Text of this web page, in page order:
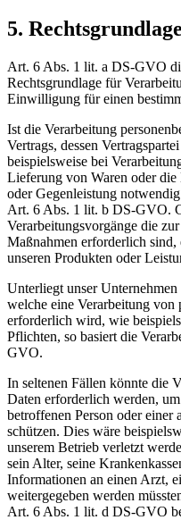
5.
Art. 6 Abs. 1 lit. a DS-GVO
Rechtsgrundlage für
Einwilligung für einen
Ist die Verarbeitung
Vertrags, dessen
beispielsweise bei
Lieferung von Waren oder
oder Gegenleistung
Art. 6 Abs. 1 lit. b DS-GVO.
Verarbeitungsvorgänge die
Maßnahmen erforderlich
unseren Produkten oder
Unterliegt unser
welche eine Verarbeitung von
erforderlich wird, wie
Pflichten, so basiert die
GVO.
In seltenen Fällen könnte die
Daten erforderlich werden,
betroffenen Person oder einer
schützen. Dies wäre
unserem Betrieb verletzt
sein Alter, seine
Informationen an einen Arzt,
weitergegeben werden
Art. 6 Abs. 1 lit. d DS-GVO